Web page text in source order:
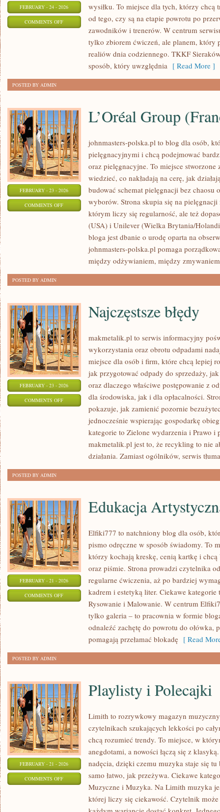
FEBRUARY - 24 - 2026
COMMENTS OFFON
wysiłku. To miejsce dla tych, którzy chcą
od tego, czy są na etapie powrotu po
zawodników i trenerów. W centrum
tylko zbiorem ćwiczeń, ale planem, który
realiów dnia codziennego. TKKF
sposób, który uwzględnia [ Read More ]
POSTED BY ADMIN
FEBRUARY - 23 - 2026
COMMENTS OFFON
L’Oréal Group
johnmasters-polska.pl to blog dla osób,
pielęgnacyjnymi i chcą podejmować
oraz pielęgnacyjne. To miejsce
wiedzieć, co nakładają na cerę, jak
budować schemat pielęgnacji bez chaosu
wyborów. Strona skupia się na
którym liczy się regularność, ale też
(USA) i Unilever (Wielka Brytania/
bloga jest dbanie o urodę oparta na
johnmasters-polska.pl pomaga
między odżywianiem, między
POSTED BY ADMIN
FEBRUARY - 23 - 2026
COMMENTS OFFON
NAJCZĘSTSZE
Najczęstsze błędy
makmetalik.pl to serwis informacyjny
wykorzystania oraz obrotu odpadami
miejsce dla osób i firm, które chcą lepiej
jak przygotować odpady do sprzedaży,
oraz dlaczego właściwe postępowanie z
dla środowiska, jak i dla opłacalności.
pokazuje, jak zamienić pozornie
jednocześnie wspierając gospodarkę
kategorie to Zielone wydarzenia i Prawo i
makmetalik.pl jest to, że recykling to nie
działania. Zamiast ogólników, serwis
POSTED BY ADMIN
FEBRUARY - 21 - 2026
COMMENTS OFFON
ARTYSTYCZNA
Edukacja
Elfiki777 to natchniony blog dla osób,
pismo odręczne w sposób świadomy. To
którzy kochają kreskę, cenią kartkę i
oraz piśmie. Strona prowadzi czytelnika
regularne ćwiczenia, aż po bardziej
kadrem i estetyką liter. Ciekawe
Rysowanie i Malowanie. W centrum
tylko galeria – to pracownia w formie
odnaleźć zachętę do powrotu do ołówka,
pomagają przełamać blokadę [ Read
POSTED BY ADMIN
FEBRUARY - 21 - 2026
COMMENTS OFFON
PLAYLISTY
Playlisty i Polecajki
Limith to rozrywkowy magazyn
czytelnikach szukających lekkości po
chcą rozumieć trendy. To miejsce, w
anegdotami, a nowości łączą się z
nadęcia, dzięki czemu muzyka staje się
samo łatwo, jak przeżywa. Ciekawe
Muzyczne i Muzyka. Na Limith muzyka
której liczy się ciekawość. Czytelnik